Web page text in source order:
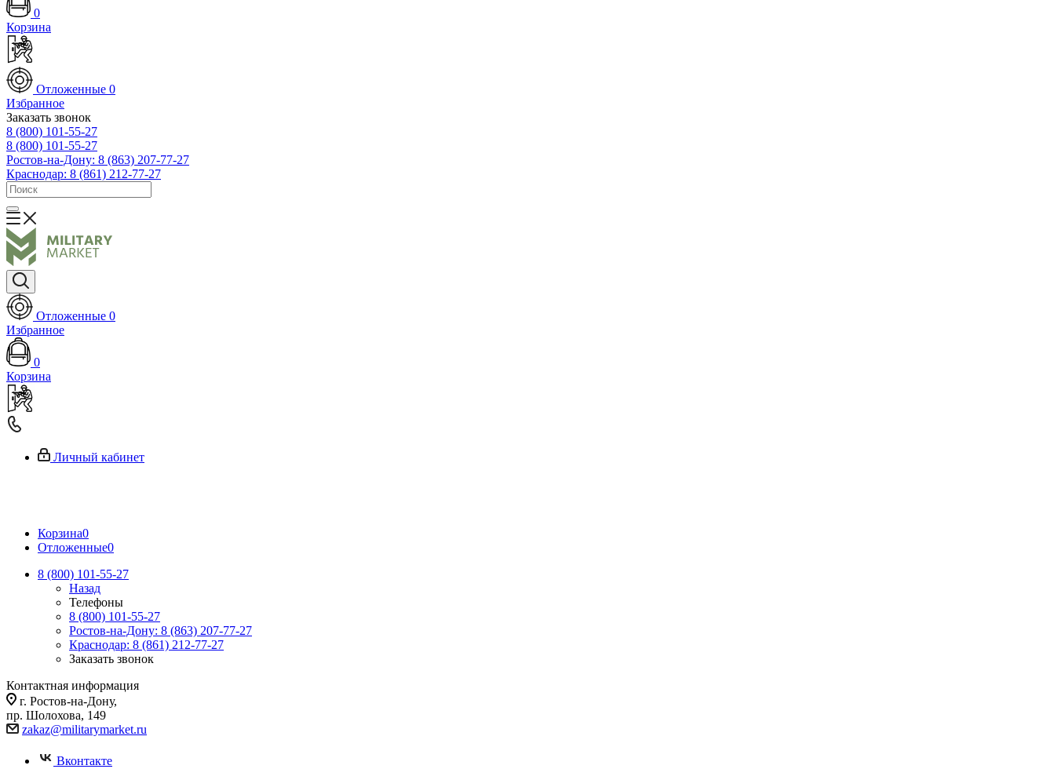
0
Корзина
Отложенные 0
Избранное
Заказать звонок
8 (800) 101-55-27
8 (800) 101-55-27
Ростов-на-Дону: 8 (863) 207-77-27
Краснодар: 8 (861) 212-77-27
Отложенные 0
Избранное
0
Корзина
Личный кабинет
Корзина0
Отложенные0
8 (800) 101-55-27
Назад
Телефоны
8 (800) 101-55-27
Ростов-на-Дону: 8 (863) 207-77-27
Краснодар: 8 (861) 212-77-27
Заказать звонок
Контактная информация
г. Ростов-на-Дону,
пр. Шолохова, 149
zakaz@militarymarket.ru
Вконтакте